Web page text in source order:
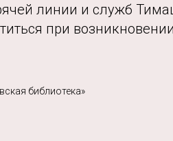
линии и служб
при
библиотека»